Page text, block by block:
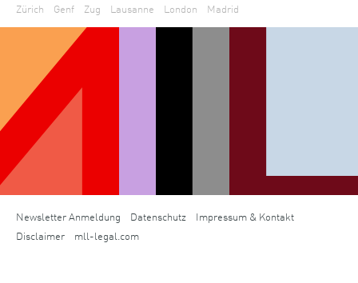
Zürich Genf Zug Lausanne London Madrid
Newsletter Anmeldung Datenschutz
Impressum & Kontakt
Disclaimer
mll-legal.com